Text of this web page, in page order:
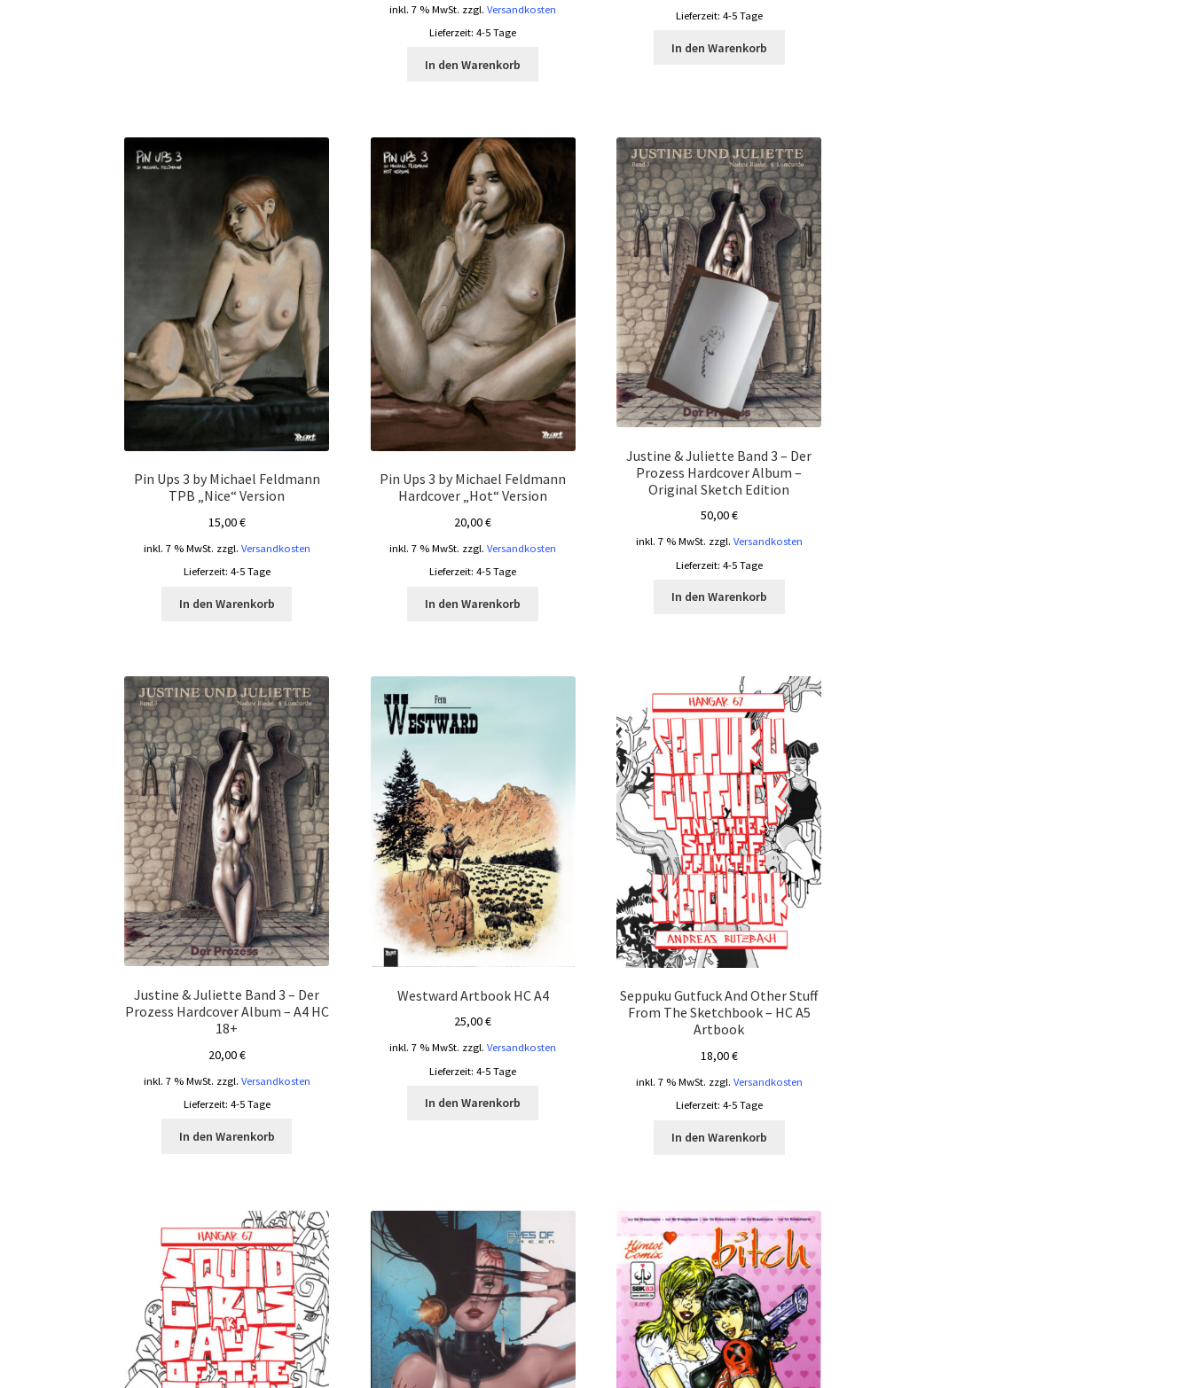
inkl. 7 % MwSt. zzgl.Versandkosten
Lieferzeit:4-5 Tage
In den Warenkorb
Lieferzeit: 4-5 Tage
In den Warenkorb
Pin Ups 3 by Michael Feldmann
TPB „Nice“ Version
15,00€
inkl. 7 % MwSt. zzgl. Versandkosten
Lieferzeit: 4-5 Tage
In den Warenkorb
Pin Ups 3 by Michael Feldmann
Hardcover „Hot“ Version
20,00€
inkl. 7 % MwSt. zzgl.Versandkosten
Lieferzeit:4-5 Tage
In den Warenkorb
Justine & Juliette Band 3 – Der
Prozess Hardcover Album –
Original Sketch Edition
50,00€
inkl. 7 % MwSt. zzgl. Versandkosten
Lieferzeit: 4-5 Tage
In den Warenkorb
Justine & Juliette Band 3 – Der
Prozess Hardcover Album – A4 HC
18+
20,00€
inkl. 7 % MwSt. zzgl. Versandkosten
Lieferzeit: 4-5 Tage
In den Warenkorb
Westward Artbook HC A4
25,00€
inkl. 7 % MwSt. zzgl.Versandkosten
Lieferzeit:4-5 Tage
In den Warenkorb
Seppuku Gutfuck And Other Stuff
From The Sketchbook – HC A5
Artbook
18,00€
inkl. 7 % MwSt. zzgl. Versandkosten
Lieferzeit: 4-5 Tage
In den Warenkorb